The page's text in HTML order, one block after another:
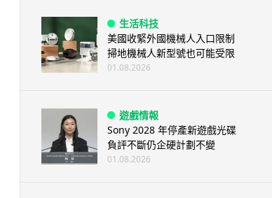
生活科技
美國收緊外國機械人入口限制
掃地機械人新型號也可能受限
01.08.2026
遊戲情報
Sony 2028 年停產新遊戲光碟
負評不斷仍企硬計劃不變
01.08.2026